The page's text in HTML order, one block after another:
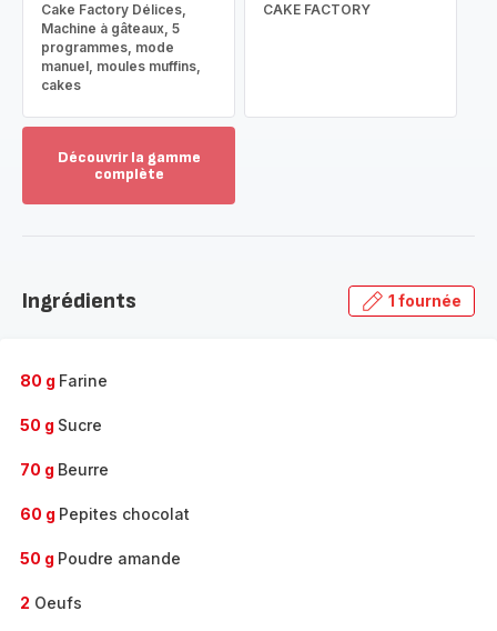
Cake Factory Délices,
Machine à gâteaux, 5
programmes, mode
manuel, moules muffins,
cakes
CAKE FACTORY
Découvrir la gamme
complète
gamme
Ingrédients 1 fournée
80 g Farine
50 g Sucre
70 g Beurre
60 g Pepites chocolat
50 g Poudre amande
2 Oeufs